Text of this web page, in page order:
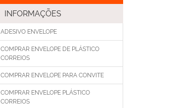
INFORMAÇÕES
ADESIVO ENVELOPE
COMPRAR ENVELOPE DE PLÁSTICO
CORREIOS
COMPRAR ENVELOPE PARA CONVITE
COMPRAR ENVELOPE PLÁSTICO
CORREIOS